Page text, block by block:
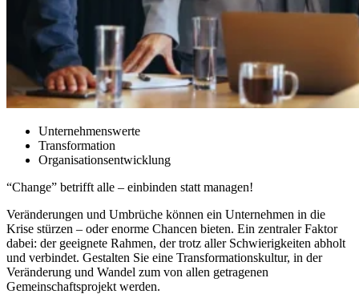
Unternehmenswerte
Transformation
Organisationsentwicklung
“Change” betrifft alle – einbinden statt managen!
Veränderungen und Umbrüche können ein Unternehmen in die
Krise stürzen – oder enorme Chancen bieten. Ein zentraler Faktor
dabei: der geeignete Rahmen, der trotz aller Schwierigkeiten abholt
und verbindet. Gestalten Sie eine Transformationskultur, in der
Veränderung und Wandel zum von allen getragenen
Gemeinschaftsprojekt werden.